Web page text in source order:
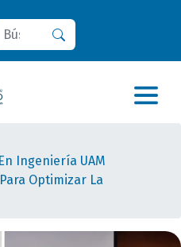
Ingeniería UAM
Optimizar La